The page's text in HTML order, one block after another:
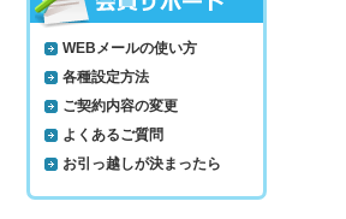
WEBメールの使い方
各種設定方法
ご契約内容の変更
よくあるご質問
お引っ越しが決まったら